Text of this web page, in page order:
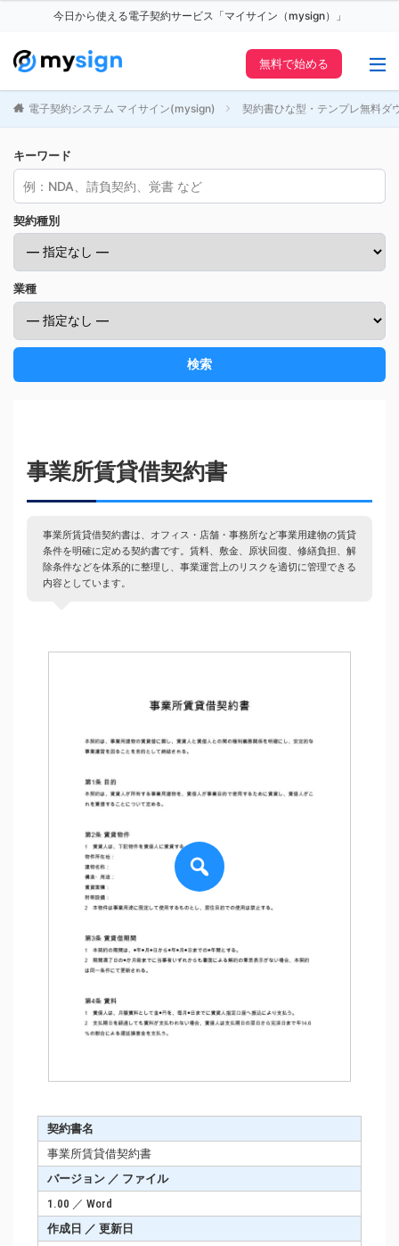
今日から使える電子契約サービス「マイサイン（mysign）」
無料で始める
電子契約システム マイサイン(mysign) 契約書ひな型・テンプレ無料ダ
キーワード
契約種別
業種
検索
事業所賃貸借契約書
事業所賃貸借契約書は、オフィス・店舗・事務所など事業用建物の賃貸
条件を明確に定める契約書です。賃料、敷金、原状回復、修繕負担、解
除条件などを体系的に整理し、事業運営上のリスクを適切に管理できる
内容としています。
契約書名
事業所賃貸借契約書
バージョン ／ ファイル
1.00 ／ Word
作成日 ／ 更新日